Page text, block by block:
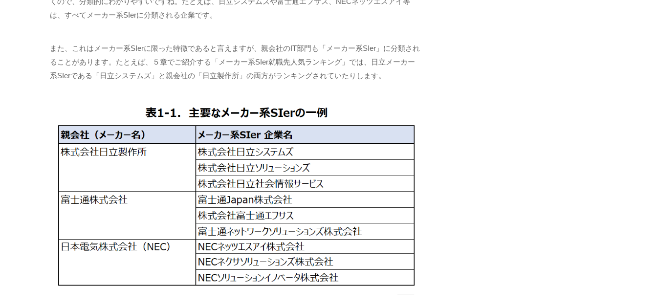
は、すべてメーカー系SIerに分類される企業です。
また、これはメーカー系SIerに限った特徴であると言えますが、親会社のIT部門も「メーカー系SIer 」に分類され
ることがあります。たとえば、５章でご紹介する「メーカー系SIer就職先人気ランキング」では、日立メーカー
系SIerである「日立システムズ」と親会社の「日立製作所」の両方がランキングされていたりします。